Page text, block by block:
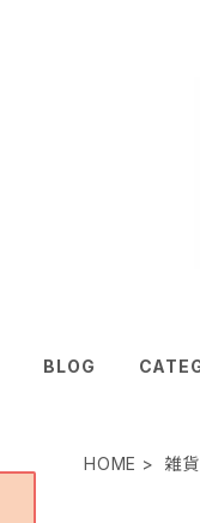
BLOG
HOME 雑貨